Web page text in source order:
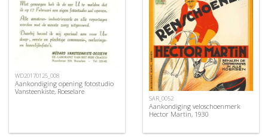
WD20170125_008
Aankondiging opening fotostudio
Vansteenkiste, Roeselare
SAR_0052
Aankondiging veloschoenmerk
Hector Martin, 1930